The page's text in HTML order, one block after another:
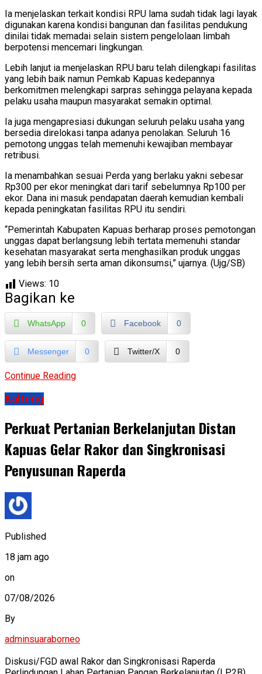
Ia menjelaskan terkait kondisi RPU lama sudah tidak lagi layak
digunakan karena kondisi bangunan dan fasilitas pendukung
dinilai tidak memadai selain sistem pengelolaan limbah
berpotensi mencemari lingkungan.
Lebih lanjut ia menjelaskan RPU baru telah dilengkapi fasilitas
yang lebih baik namun Pemkab Kapuas kedepannya
berkomitmen melengkapi sarpras sehingga pelayana kepada
pelaku usaha maupun masyarakat semakin optimal.
Ia juga mengapresiasi dukungan seluruh pelaku usaha yang
bersedia direlokasi tanpa adanya penolakan. Seluruh 16
pemotong unggas telah memenuhi kewajiban membayar
retribusi.
Ia menambahkan sesuai Perda yang berlaku yakni sebesar
Rp300 per ekor meningkat dari tarif sebelumnya Rp100 per
ekor. Dana ini masuk pendapatan daerah kemudian kembali
kepada peningkatan fasilitas RPU itu sendiri.
“Pemerintah Kabupaten Kapuas berharap proses pemotongan
unggas dapat berlangsung lebih tertata memenuhi standar
kesehatan masyarakat serta menghasilkan produk unggas
yang lebih bersih serta aman dikonsumsi,” ujarnya. (Ujg/SB)
Views: 10
Bagikan ke
WhatsApp 0 Facebook 0
Messenger 0 Twitter/X 0
Continue Reading
Kalteng
Perkuat Pertanian Berkelanjutan Distan
Kapuas Gelar Rakor dan Singkronisasi
Penyusunan Raperda
Published
18 jam ago
on
07/08/2026
By
adminsuaraborneo
Diskusi/FGD awal Rakor dan Singkronisasi Raperda